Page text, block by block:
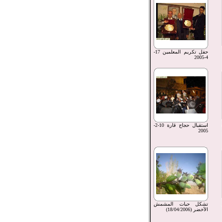
حفل تكريم المعلمين 17-
4-2005
استقبال حجاج قارة 10-2-
2005
تشكل حبات المشمش
الأخضر (18/04/2006)